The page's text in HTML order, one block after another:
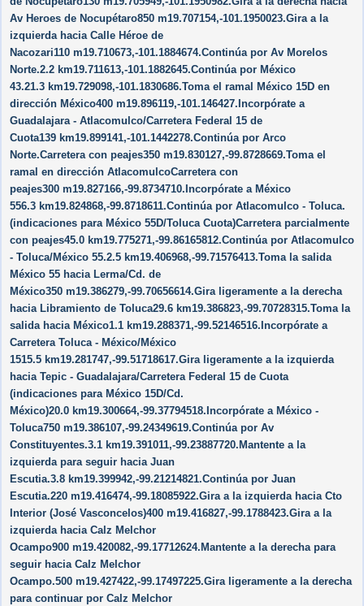
Av Heroes de Nocupétaro850 m19.707154,-101.1950023.Gira a la
izquierda hacia Calle Héroe de
Nacozari110 m19.710673,-101.1884674.Continúa por Av Morelos
Norte.2.2 km19.711613,-101.1882645.Continúa por México
43.21.3 km19.729098,-101.1830686.Toma el ramal México 15D en
dirección México400 m19.896119,-101.146427.Incorpórate a
Guadalajara - Atlacomulco/​Carretera Federal 15 de
Cuota139 km19.899141,-101.1442278.Continúa por Arco
Norte.Carretera con peajes350 m19.830127,-99.8728669.Toma el
ramal en dirección AtlacomulcoCarretera con
peajes300 m19.827166,-99.8734710.Incorpórate a México
556.3 km19.824868,-99.8718611.Continúa por Atlacomulco - Toluca.
(indicaciones para México 55D/​Toluca Cuota)Carretera parcialmente
con peajes45.0 km19.775271,-99.86165812.Continúa por Atlacomulco
- Toluca/​México 55.2.5 km19.406968,-99.71576413.Toma la salida
México 55 hacia Lerma/​Cd. de
México350 m19.386279,-99.70656614.Gira ligeramente a la derecha
hacia Libramiento de Toluca29.6 km19.386823,-99.70728315.Toma la
salida hacia México1.1 km19.288371,-99.52146516.Incorpórate a
Carretera Toluca - México/​México
1515.5 km19.281747,-99.51718617.Gira ligeramente a la izquierda
hacia Tepic - Guadalajara/​Carretera Federal 15 de Cuota
(indicaciones para México 15D/​Cd.
México)20.0 km19.300664,-99.37794518.Incorpórate a México -
Toluca750 m19.386107,-99.24349619.Continúa por Av
Constituyentes.3.1 km19.391011,-99.23887720.Mantente a la
izquierda para seguir hacia Juan
Escutia.3.8 km19.399942,-99.21214821.Continúa por Juan
Escutia.220 m19.416474,-99.18085922.Gira a la izquierda hacia Cto
Interior (José Vasconcelos)400 m19.416827,-99.1788423.Gira a la
izquierda hacia Calz Melchor
Ocampo900 m19.420082,-99.17712624.Mantente a la derecha para
seguir hacia Calz Melchor
Ocampo.500 m19.427422,-99.17497225.Gira ligeramente a la derecha
para continuar por Calz Melchor